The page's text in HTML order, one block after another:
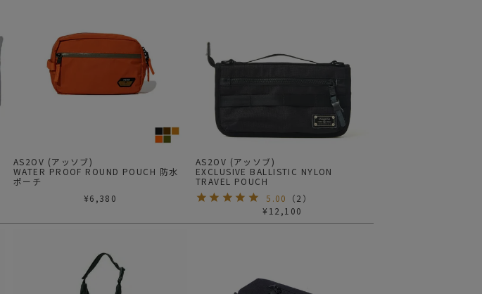
AS2OV (アッソブ)
WATER PROOF ROUND POUCH 防水
ポーチ
¥6,380
AS2OV (アッソブ)
EXCLUSIVE BALLISTIC NYLON
TRAVEL POUCH
5.00
（2 ）
¥ 12,100